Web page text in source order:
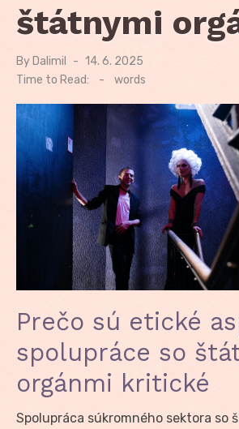
štátnymi
By Dalimil
Posted
on
14. 6. 2025
Time to Read:
- words
Prečo sú etické
spolupráce so
orgánmi kritické
Spolupráca súkromného sektora so